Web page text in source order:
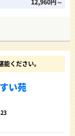
12,960円～
ください。
い苑